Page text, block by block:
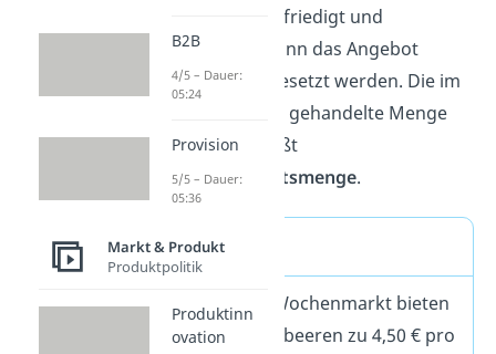
vollständig befriedigt und
gleichzeitig kann das Angebot
komplett abgesetzt werden. Die im
Gleichgewicht gehandelte Menge
des Gutes heißt
Gleichgewichtsmenge.
Beispiel
Auf einem Wochenmarkt bieten
Händler Erdbeeren zu 4,50 € pro
B2B
4/5 – Dauer:
05:24
Provision
5/5 – Dauer:
05:36
Markt & Produkt
Produktpolitik
Produktinn
ovation